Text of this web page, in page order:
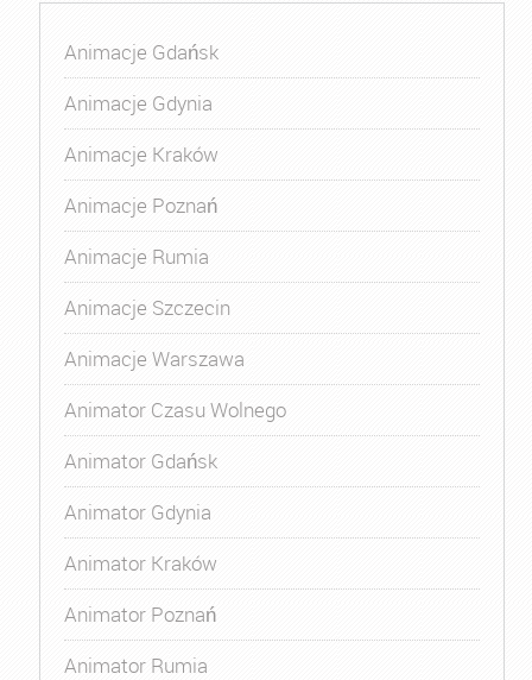
Animacje Gdańsk
Animacje Gdynia
Animacje Kraków
Animacje Poznań
Animacje Rumia
Animacje Szczecin
Animacje Warszawa
Animator Czasu Wolnego
Animator Gdańsk
Animator Gdynia
Animator Kraków
Animator Poznań
Animator Rumia